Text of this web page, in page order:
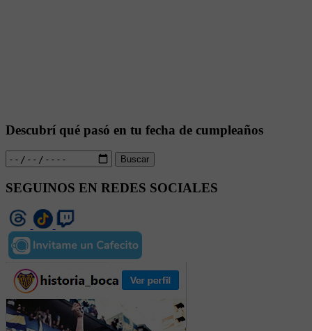
Descubrí qué pasó en tu fecha de cumpleaños
Buscar
SEGUINOS EN REDES SOCIALES